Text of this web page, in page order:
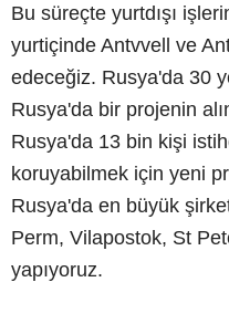
Bu süreçte yurtdışı
yurtiçinde Antvvell ve
edeceğiz. Rusya'da 30
Rusya'da bir projenin
Rusya'da 13 bin kişi
koruyabilmek için yeni
Rusya'da en büyük
Perm, Vilapostok, St
yapıyoruz.